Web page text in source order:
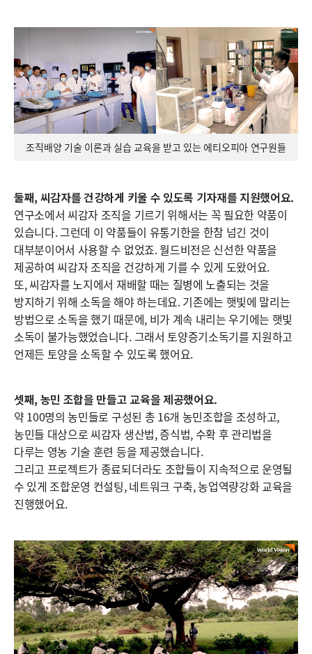
조직배양 기술 이론과 실습 교육을 받고 있는 에티오피아 연구원들
둘째, 씨감자를 건강하게 키울 수 있도록 기자재를 지원했어요.
연구소에서 씨감자 조직을 기르기 위해서는 꼭 필요한 약품이
있습니다. 그런데 이 약품들이 유통기한을 한참 넘긴 것이
대부분이어서 사용할 수 없었죠. 월드비전은 신선한 약품을
제공하여 씨감자 조직을 건강하게 기를 수 있게 도왔어요.
또, 씨감자를 노지에서 재배할 때는 질병에 노출되는 것을
방지하기 위해 소독을 해야 하는데요. 기존에는 햇빛에 말리는
방법으로 소독을 했기 때문에, 비가 계속 내리는 우기에는 햇빛
소독이 불가능했었습니다. 그래서 토양증기소독기를 지원하고
언제든 토양을 소독할 수 있도록 했어요.
셋째, 농민 조합을 만들고 교육을 제공했어요.
약 100명의 농민들로 구성된 총 16개 농민조합을 조성하고,
농민들 대상으로 씨감자 생산법, 증식법, 수확 후 관리법을
다루는 영농 기술 훈련 등을 제공했습니다.
그리고 프로젝트가 종료되더라도 조합들이 지속적으로 운영될
수 있게 조합운영 컨설팅, 네트워크 구축, 농업역량강화 교육을
진행했어요.